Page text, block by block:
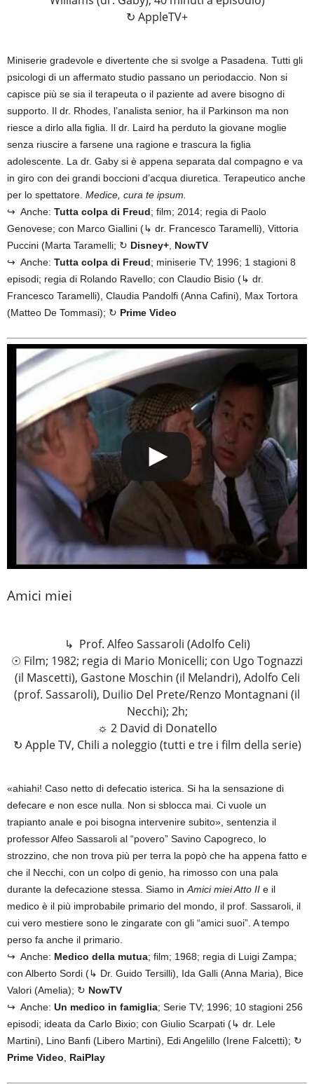
↻ AppleTV+
Miniserie gradevole e divertente che si svolge a Pasadena. Tutti gli
psicologi di un affermato studio passano un periodaccio. Non si
capisce più se sia il terapeuta o il paziente ad avere bisogno di
supporto. Il dr. Rhodes, l’analista senior, ha il Parkinson ma non
riesce a dirlo alla figlia. Il dr. Laird ha perduto la giovane moglie
senza riuscire a farsene una ragione e trascura la figlia
adolescente. La dr. Gaby si è appena separata dal compagno e va
in giro con dei grandi boccioni d’acqua diuretica. Terapeutico anche
per lo spettatore. Medice, cura te ipsum.
↪ Anche: Tutta colpa di Freud; film; 2014; regia di Paolo
Genovese; con Marco Giallini (↳ dr. Francesco Taramelli), Vittoria
Puccini (Marta Taramelli; ↻ Disney+ NowTV
↪ Anche: Tutta colpa di Freud; miniserie TV; 1996; 1 stagioni 8
episodi; regia di Rolando Ravello; con Claudio Bisio (↳ dr.
Francesco Taramelli), Claudia Pandolfi (Anna Cafini), Max Tortora
(Matteo De Tommasi); ↻ Prime Video
Amici miei
↳ Prof. Alfeo Sassaroli (Adolfo Celi)
☉ Film; 1982; regia di Mario Monicelli; con Ugo Tognazzi
(il Mascetti), Gastone Moschin (il Melandri), Adolfo Celi
(prof. Sassaroli), Duilio Del Prete/Renzo Montagnani (il
Necchi); 2h;
☼ 2 David di Donatello
↻ Apple TV, Chili a noleggio (tutti e tre i film della serie)
«ahiahi! Caso netto di defecatio isterica. Si ha la sensazione di
defecare e non esce nulla. Non si sblocca mai. Ci vuole un
trapianto anale e poi bisogna intervenire subito», sentenzia il
professor Alfeo Sassaroli al “povero” Savino Capogreco, lo
strozzino, che non trova più per terra la popò che ha appena fatto e
che il Necchi, con un colpo di genio, ha rimosso con una pala
durante la defecazione stessa. Siamo in Amici miei Atto II e il
medico è il più improbabile primario del mondo, il prof. Sassaroli, il
cui vero mestiere sono le zingarate con gli “amici suoi”. A tempo
perso fa anche il primario.
↪ Anche: Medico della mutua; film; 1968; regia di Luigi Zampa;
con Alberto Sordi (↳ Dr. Guido Tersilli), Ida Galli (Anna Maria), Bice
Valori (Amelia); ↻ NowTV
↪ Anche: Un medico in famiglia; Serie TV; 1996; 10 stagioni 256
episodi; ideata da Carlo Bixio; con Giulio Scarpati (↳ dr. Lele
Martini), Lino Banfi (Libero Martini), Edi Angelillo (Irene Falcetti); ↻
Prime Video
RaiPlay